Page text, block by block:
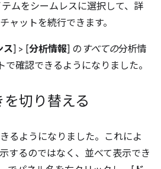
ムをシームレスに選択して、詳
ャットを続行できます。
ス] > [分析情報] の すべての分析情
確認できるようになりました。
を切り替える
るようになりました。これによ
するのではなく、並べて表示でき